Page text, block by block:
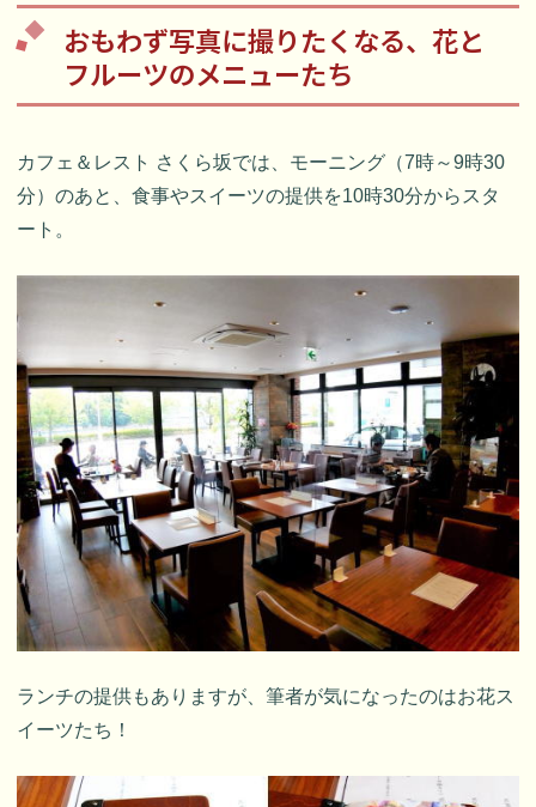
おもわず写真に撮りたくなる、花と
フルーツのメニューたち
カフェ＆レスト さくら坂では、モーニング（7時～9時30
分）のあと、食事やスイーツの提供を10時30分からスタ
ート。
ランチの提供もありますが、筆者が気になったのはお花ス
イーツたち！